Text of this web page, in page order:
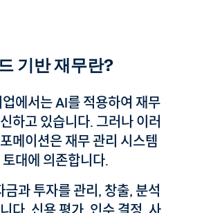
기반 재무란?
에서는 AI를 적용하여 재무
하고 있습니다. 그러나 이러
메이션은 재무 관리 시스템
대에 의존합니다.
금과 투자를 관리, 창출, 분석